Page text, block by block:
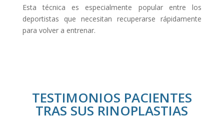
Esta técnica es especialmente popular entre los
deportistas que necesitan recuperarse rápidamente
para volver a entrenar.
TESTIMONIOS PACIENTES
TRAS SUS RINOPLASTIAS